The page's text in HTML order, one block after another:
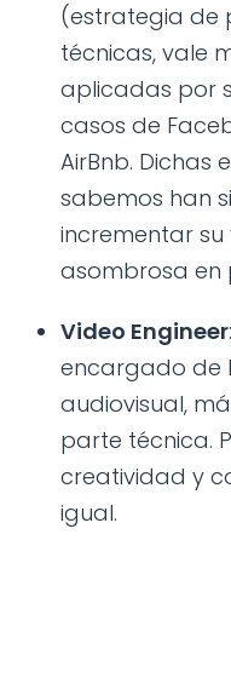
(estrategia de
técnicas, vale
aplicadas por
casos de
AirBnb. Dichas
sabemos han
incrementar
asombrosa en
Video Engineer
encargado de
audiovisual,
parte técnica.
creatividad y
igual.